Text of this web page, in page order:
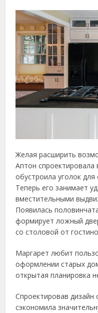
Желая расширить
Аптон
обустроила уголок
Теперь его занимает
вместительными
Появилась
формирует ложный
со столовой от
Маргарет любит
оформлении старых
открытая планировка
Спроектировав
сэкономила